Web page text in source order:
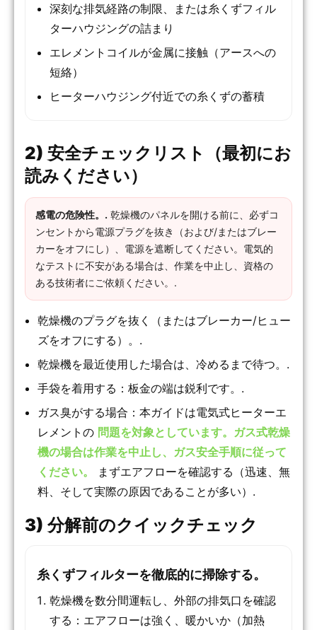
深刻な排気経路の制限、または糸くずフィル
ターハウジングの詰まり
エレメントコイルが金属に接触（アースへの
短絡）
ヒーターハウジング付近での糸くずの蓄積
2) 安全チェックリスト（最初にお
読みください）
感電の危険性。. 乾燥機のパネルを開ける前に、必ずコ
ンセントから電源プラグを抜き（および/またはブレー
カーをオフにし）、電源を遮断してください。電気的
なテストに不安がある場合は、作業を中止し、資格の
ある技術者にご依頼ください。.
乾燥機のプラグを抜く（またはブレーカー/ヒュー
ズをオフにする）。.
乾燥機を最近使用した場合は、冷めるまで待つ。.
手袋を着用する：板金の端は鋭利です。.
ガス臭がする場合：本ガイドは電気式ヒーターエ
レメントの 問題を対象としています。ガス式乾燥
機の場合は作業を中止し、ガス安全手順に従って
ください。
まずエアフローを確認する（迅速、無
料、そして実際の原因であることが多い）.
3) 分解前のクイックチェック
糸くずフィルターを徹底的に掃除する。
乾燥機を数分間運転し、外部の排気口を確認
する：エアフローは強く、暖かいか（加熱